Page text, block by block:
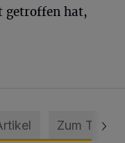
getroffen hat,
Zum Thema